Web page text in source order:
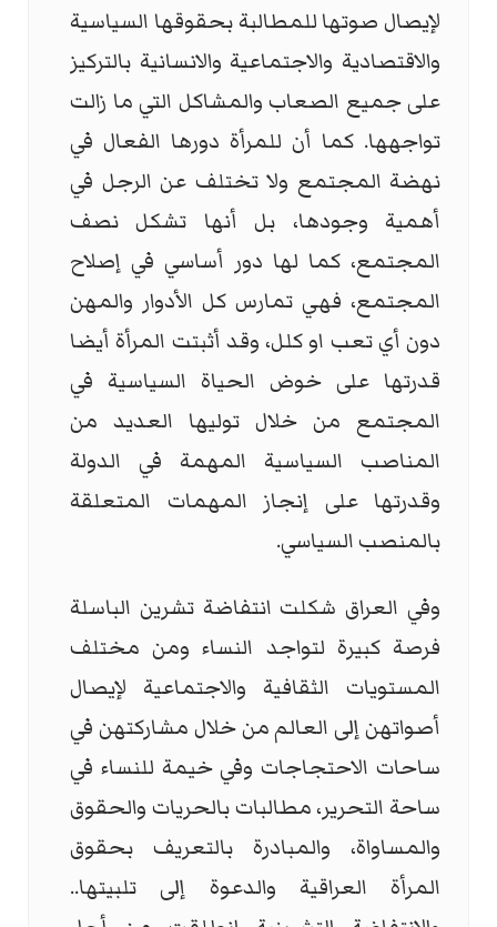
لإيصال صوتها للمطالبة بحقوقها السياسية
والاقتصادية والاجتماعية والانسانية بالتركيز
على جميع الصعاب والمشاكل التي ما زالت
تواجهها. كما أن للمرأة دورها الفعال في
نهضة المجتمع ولا تختلف عن الرجل في
أهمية وجودها، بل أنها تشكل نصف
المجتمع، كما لها دور أساسي في إصلاح
المجتمع، فهي تمارس كل الأدوار والمهن
دون أي تعب او كلل، وقد أثبتت المرأة أيضا
قدرتها على خوض الحياة السياسية في
المجتمع من خلال توليها العديد من
المناصب السياسية المهمة في الدولة
وقدرتها على إنجاز المهمات المتعلقة
بالمنصب السياسي.
وفي العراق شكلت انتفاضة تشرين الباسلة
فرصة كبيرة لتواجد النساء ومن مختلف
المستويات الثقافية والاجتماعية لإيصال
أصواتهن إلى العالم من خلال مشاركتهن في
ساحات الاحتجاجات وفي خيمة للنساء في
ساحة التحرير، مطالبات بالحريات والحقوق
والمساواة، والمبادرة بالتعريف بحقوق
المرأة العراقية والدعوة إلى تلبيتها..